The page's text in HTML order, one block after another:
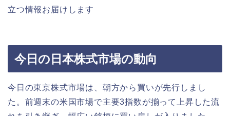
立つ情報お届けします
今日の日本株式市場の動向
今日の東京株式市場は、朝方から買いが先行しまし
た。前週末の米国市場で主要3指数が揃って上昇した流